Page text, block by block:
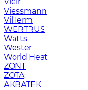
Viessmann
VilTerm
WERTRUS
Watts
Wester
World Heat
ZONT
ZOTA
АКВАТЕК